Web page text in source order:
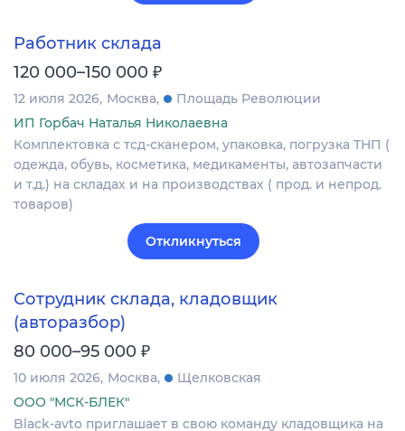
Работник склада
120 000–150 000 ₽
12 июля 2026 Москва
Площадь Революции
ИП Горбач Наталья Николаевна
Комплектовка с тсд-сканером, упаковка, погрузка ТНП (
одежда, обувь, косметика, медикаменты, автозапчасти
и т.д.) на складах и на производствах ( прод. и непрод.
товаров)
Откликнуться
Сотрудник склада, кладовщик
(авторазбор)
80 000–95 000 ₽
10 июля 2026 Москва
Щелковская
ООО "МСК-БЛЕК"
Black-avto приглашает в свою команду кладовщика на